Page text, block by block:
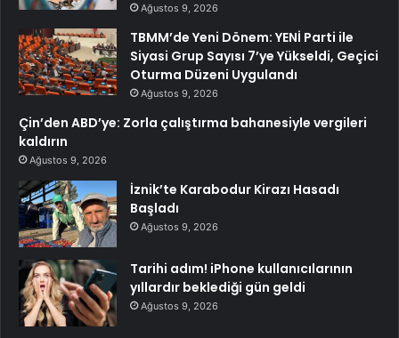
Ağustos 9, 2026
TBMM’de Yeni Dönem: YENİ Parti ile
Siyasi Grup Sayısı 7’ye Yükseldi, Geçici
Oturma Düzeni Uygulandı
Ağustos 9, 2026
Çin’den ABD’ye: Zorla çalıştırma bahanesiyle vergileri
kaldırın
Ağustos 9, 2026
İznik’te Karabodur Kirazı Hasadı
Başladı
Ağustos 9, 2026
Tarihi adım! iPhone kullanıcılarının
yıllardır beklediği gün geldi
Ağustos 9, 2026